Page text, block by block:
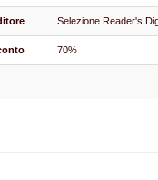
Selezione Reader's
70%